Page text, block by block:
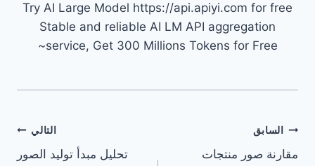
Try AI Large Model https://api.apiyi.com for free
Stable and reliable AI LM API aggregation
service, Get 300 Millions Tokens for Free~
تصفّح
السابق
مقارنة صور منتجات
التالي
تحليل مبدأ توليد الصور